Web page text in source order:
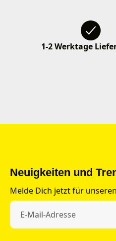
1-2 Werktage
Neuigkeiten und
Melde Dich jetzt für